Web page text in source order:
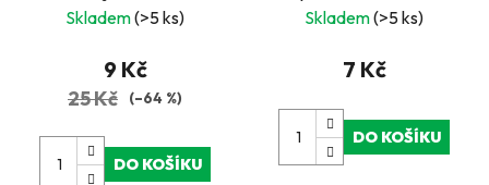
Skladem(>5 ks)
9 Kč
25 Kč (–64 %)
DO KOŠÍKU
opravář
Skladem(>5 ks)
7 Kč
DO KOŠÍKU